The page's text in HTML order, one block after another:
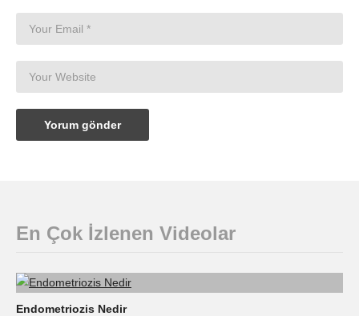
En Çok İzlenen Videolar
Endometriozis Nedir